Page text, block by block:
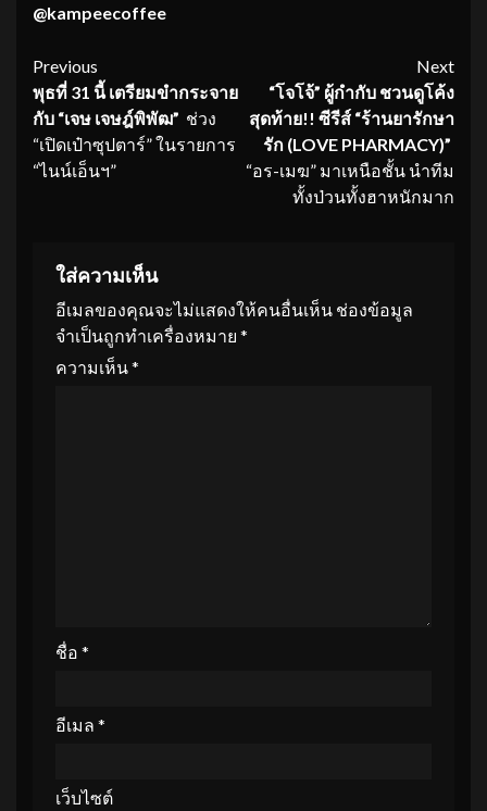
@kampeecoffee
Continue
Reading
Previous
พุธที่ 31 นี้ เตรียมขำกระจาย
กับ “เจษ เจษฎ์พิพัฒ” ช่วง
“เปิดเป๋าซุปตาร์” ในรายการ
“ไนน์เอ็นฯ”
Next
“โจโจ้” ผู้กำกับ ชวนดูโค้ง
สุดท้าย!! ซีรีส์ “ร้านยารักษา
รัก (LOVE PHARMACY)”
“อร-เมฆ” มาเหนือชั้น นำทีม
ทั้งป่วนทั้งฮาหนักมาก
ใส่ความเห็น
อีเมลของคุณจะไม่แสดงให้คนอื่นเห็น ช่องข้อมูล
จำเป็นถูกทำเครื่องหมาย *
ความเห็น*
ชื่อ *
อีเมล *
เว็บไซต์